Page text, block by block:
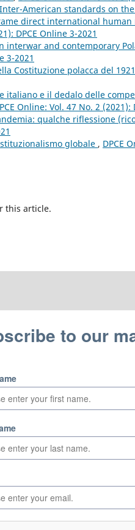
American standards on
direct international
DPCE Online 3-2021
and contemporary
3-2021
Costituzione polacca del 1921
italiano e il dedalo delle
Online: Vol. 47 No. 2 (2021):
qualche riflessione
globale , DPCE
this article.